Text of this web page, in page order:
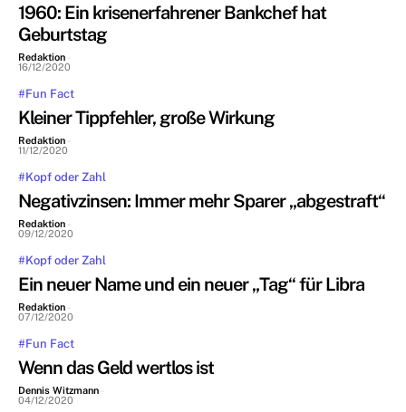
1960: Ein krisenerfahrener Bankchef hat
Geburtstag
Redaktion -
16/12/2020
#Fun Fact
Kleiner Tippfehler, große Wirkung
Redaktion -
11/12/2020
#Kopf oder Zahl
Negativzinsen: Immer mehr Sparer „abgestraft“
Redaktion -
09/12/2020
#Kopf oder Zahl
Ein neuer Name und ein neuer „Tag“ für Libra
Redaktion -
07/12/2020
#Fun Fact
Wenn das Geld wertlos ist
Dennis Witzmann -
04/12/2020